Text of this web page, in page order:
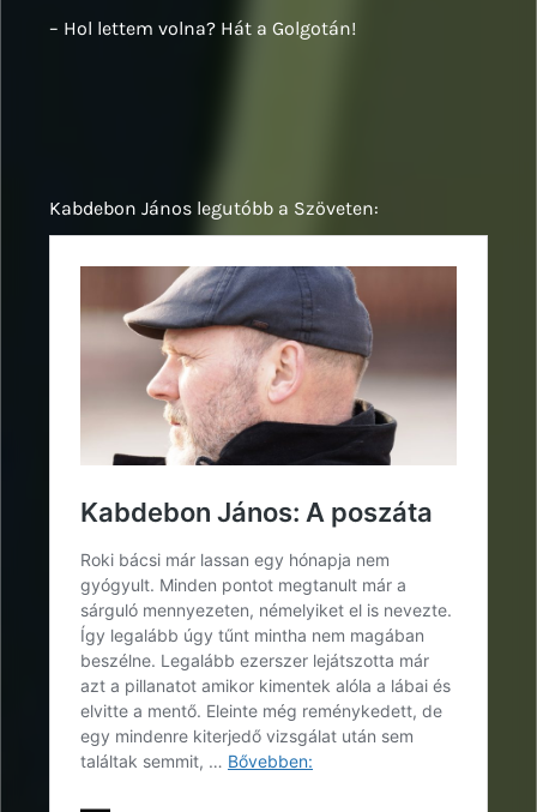
– Hol lettem volna? Hát a Golgotán!
Kabdebon János legutóbb a Szöveten: